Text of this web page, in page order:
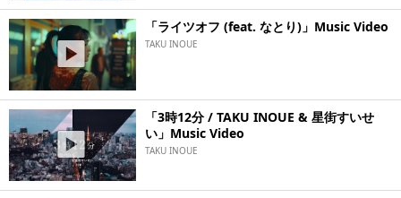
「ライツオフ (feat. なとり)」Music Video
TAKU INOUE
「3時12分 / TAKU INOUE & 星街すいせ
い」Music Video
TAKU INOUE